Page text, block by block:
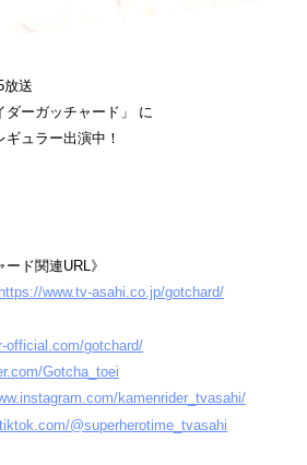
放送
ダーガッチャード」 に
ュラー出演中！
ド関連URL》
https://www.tv-asahi.co.jp/gotchard/
official.com/gotchard/
Gotcha_toei
kamenrider_tvasahi/
@superherotime_tvasahi